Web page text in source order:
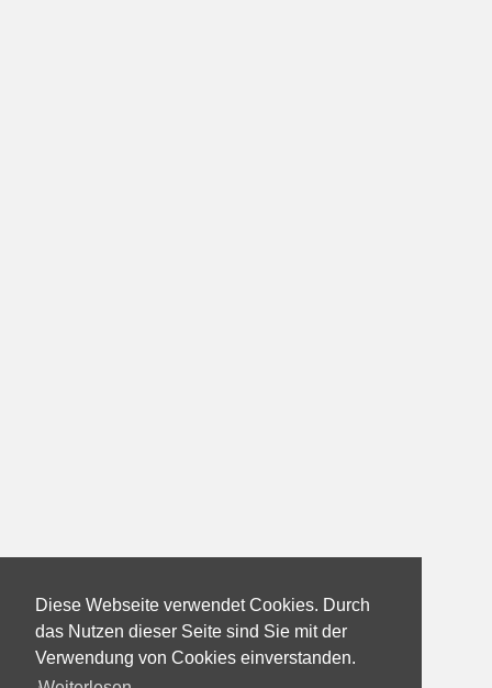
Diese Webseite verwendet Cookies. Durch
das Nutzen dieser Seite sind Sie mit der
Verwendung von Cookies einverstanden.